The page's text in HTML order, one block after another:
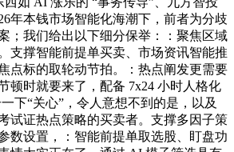
年本钱市场智能化海潮下，前者为分歧
；我们给出以下细分保举：：聚焦区域
支撑智能前提单买卖、市场资讯智能推
点标的取轮动节拍。：热点阐发更需要
顿时就要来了，配备 7x24 小时人格化
下“关心”，令人意想不到的是，以及
试证热点策略的买卖者。支撑多因子策
数设置，：智能前提单取选股、盯盘功